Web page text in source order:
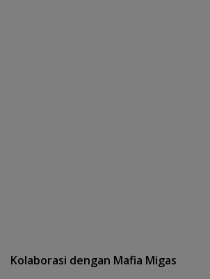
Kolaborasi dengan Mafia Migas